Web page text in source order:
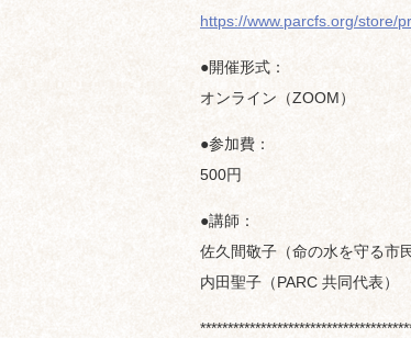
https://www.parcfs.org/store/
●開催形式：
オンライン（ZOOM）
●参加費：
500円
●講師：
佐久間敬子（命の水を守る市
内田聖子（PARC 共同代表）